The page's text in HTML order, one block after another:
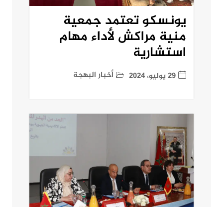
يونسكو تعتمد جمعية
منية مراكش لأداء مهام
استشارية
29 يوليو، 2024 أخبار البهجة